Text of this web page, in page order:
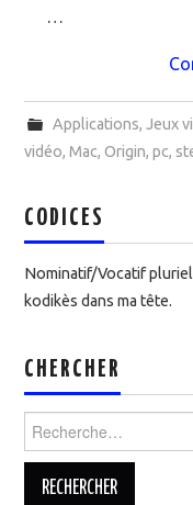
…
Applications, Jeux
vidéo,Mac,Origin,pc,
CODICES
Nominatif/Vocatif
kodikès dans ma tête.
CHERCHER
Rechercher :